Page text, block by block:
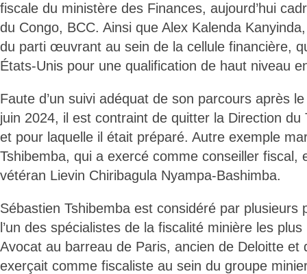
fiscale du ministère des Finances, aujourd’hui
du Congo, BCC. Ainsi que Alex Kalenda
du parti œuvrant au sein de la cellule financière,
États-Unis pour une qualification de haut niveau
Faute d’un suivi adéquat de son parcours après
juin 2024, il est contraint de quitter la Direction
et pour laquelle il était préparé. Autre exemple
Tshibemba, qui a exercé comme conseiller fiscal,
vétéran Lievin Chiribagula Nyampa-Bashimba.
Sébastien Tshibemba est considéré par plusieurs
l’un des spécialistes de la fiscalité minière les
Avocat au barreau de Paris, ancien de Deloitte et
exerçait comme fiscaliste au sein du groupe